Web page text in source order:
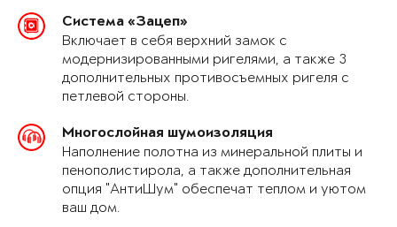
Система «Зацеп»
Включает в себя верхний замок с
модернизированными ригелями, а также 3
дополнительных противосъемных ригеля с
петлевой стороны.
Многослойная шумоизоляция
Наполнение полотна из минеральной плиты и
пенополистирола, а также дополнительная
опция "АнтиШум" обеспечат теплом и уютом
ваш дом.